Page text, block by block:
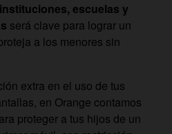
escuelas y
será clave para lograr un
a los menores sin
extra en el uso de tus
en Orange contamos
proteger a tus hijos de un